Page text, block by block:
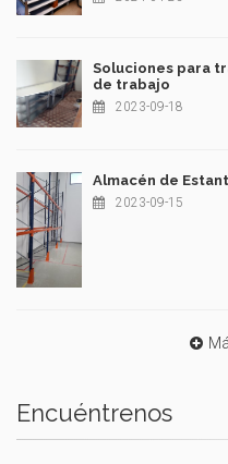
Soluciones para
de trabajo
2023-09-18
Almacén de
2023-09-15
Encuéntrenos